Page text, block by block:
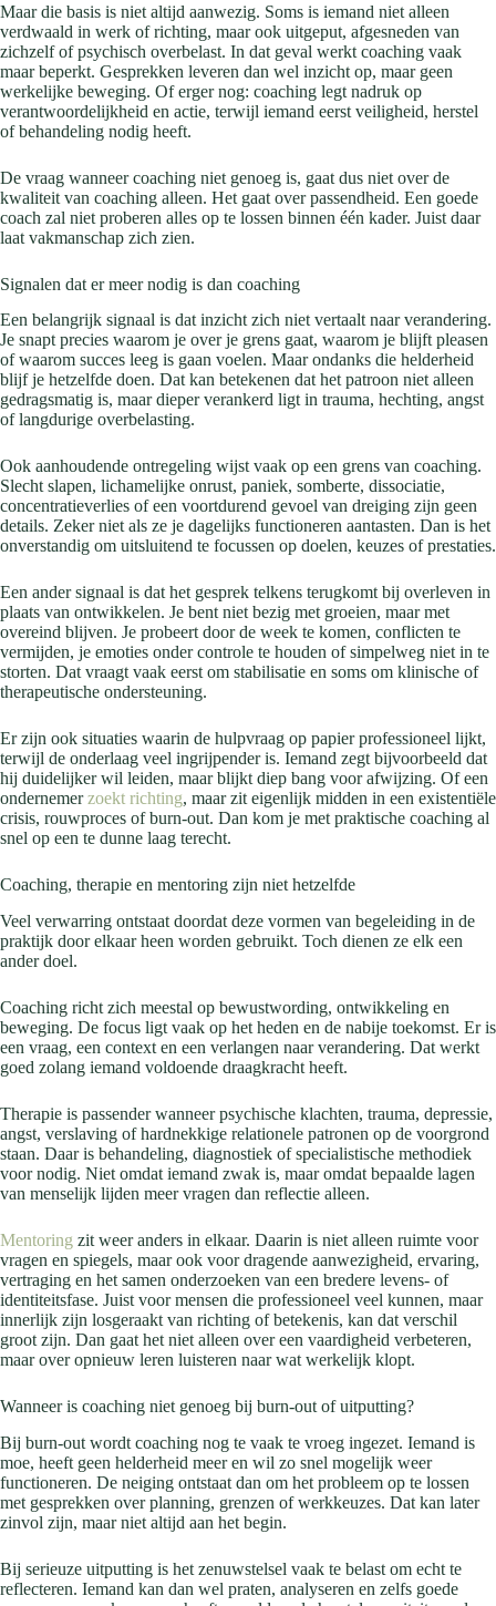
Maar die basis is niet altijd aanwezig. Soms is iemand niet alleen
verdwaald in werk of richting, maar ook uitgeput, afgesneden van
zichzelf of psychisch overbelast. In dat geval werkt coaching vaak
maar beperkt. Gesprekken leveren dan wel inzicht op, maar geen
werkelijke beweging. Of erger nog: coaching legt nadruk op
verantwoordelijkheid en actie, terwijl iemand eerst veiligheid, herstel
of behandeling nodig heeft.
De vraag wanneer coaching niet genoeg is, gaat dus niet over de
kwaliteit van coaching alleen. Het gaat over passendheid. Een goede
coach zal niet proberen alles op te lossen binnen één kader. Juist daar
laat vakmanschap zich zien.
Signalen dat er meer nodig is dan coaching
Een belangrijk signaal is dat inzicht zich niet vertaalt naar verandering.
Je snapt precies waarom je over je grens gaat, waarom je blijft pleasen
of waarom succes leeg is gaan voelen. Maar ondanks die helderheid
blijf je hetzelfde doen. Dat kan betekenen dat het patroon niet alleen
gedragsmatig is, maar dieper verankerd ligt in trauma, hechting, angst
of langdurige overbelasting.
Ook aanhoudende ontregeling wijst vaak op een grens van coaching.
Slecht slapen, lichamelijke onrust, paniek, somberte, dissociatie,
concentratieverlies of een voortdurend gevoel van dreiging zijn geen
details. Zeker niet als ze je dagelijks functioneren aantasten. Dan is het
onverstandig om uitsluitend te focussen op doelen, keuzes of prestaties.
Een ander signaal is dat het gesprek telkens terugkomt bij overleven in
plaats van ontwikkelen. Je bent niet bezig met groeien, maar met
overeind blijven. Je probeert door de week te komen, conflicten te
vermijden, je emoties onder controle te houden of simpelweg niet in te
storten. Dat vraagt vaak eerst om stabilisatie en soms om klinische of
therapeutische ondersteuning.
Er zijn ook situaties waarin de hulpvraag op papier professioneel lijkt,
terwijl de onderlaag veel ingrijpender is. Iemand zegt bijvoorbeeld dat
hij duidelijker wil leiden, maar blijkt diep bang voor afwijzing. Of een
ondernemerzoekt richting, maar zit eigenlijk midden in een existentiële
crisis, rouwproces of burn-out. Dan kom je met praktische coaching al
snel op een te dunne laag terecht.
Coaching, therapie en mentoring zijn niet hetzelfde
Veel verwarring ontstaat doordat deze vormen van begeleiding in de
praktijk door elkaar heen worden gebruikt. Toch dienen ze elk een
ander doel.
Coaching richt zich meestal op bewustwording, ontwikkeling en
beweging. De focus ligt vaak op het heden en de nabije toekomst. Er is
een vraag, een context en een verlangen naar verandering. Dat werkt
goed zolang iemand voldoende draagkracht heeft.
Therapie is passender wanneer psychische klachten, trauma, depressie,
angst, verslaving of hardnekkige relationele patronen op de voorgrond
staan. Daar is behandeling, diagnostiek of specialistische methodiek
voor nodig. Niet omdat iemand zwak is, maar omdat bepaalde lagen
van menselijk lijden meer vragen dan reflectie alleen.
Mentoring zit weer anders in elkaar. Daarin is niet alleen ruimte voor
vragen en spiegels, maar ook voor dragende aanwezigheid, ervaring,
vertraging en het samen onderzoeken van een bredere levens- of
identiteitsfase. Juist voor mensen die professioneel veel kunnen, maar
innerlijk zijn losgeraakt van richting of betekenis, kan dat verschil
groot zijn. Dan gaat het niet alleen over een vaardigheid verbeteren,
maar over opnieuw leren luisteren naar wat werkelijk klopt.
Wanneer is coaching niet genoeg bij burn-out of uitputting?
Bij burn-out wordt coaching nog te vaak te vroeg ingezet. Iemand is
moe, heeft geen helderheid meer en wil zo snel mogelijk weer
functioneren. De neiging ontstaat dan om het probleem op te lossen
met gesprekken over planning, grenzen of werkkeuzes. Dat kan later
zinvol zijn, maar niet altijd aan het begin.
Bij serieuze uitputting is het zenuwstelsel vaak te belast om echt te
reflecteren. Iemand kan dan wel praten, analyseren en zelfs goede